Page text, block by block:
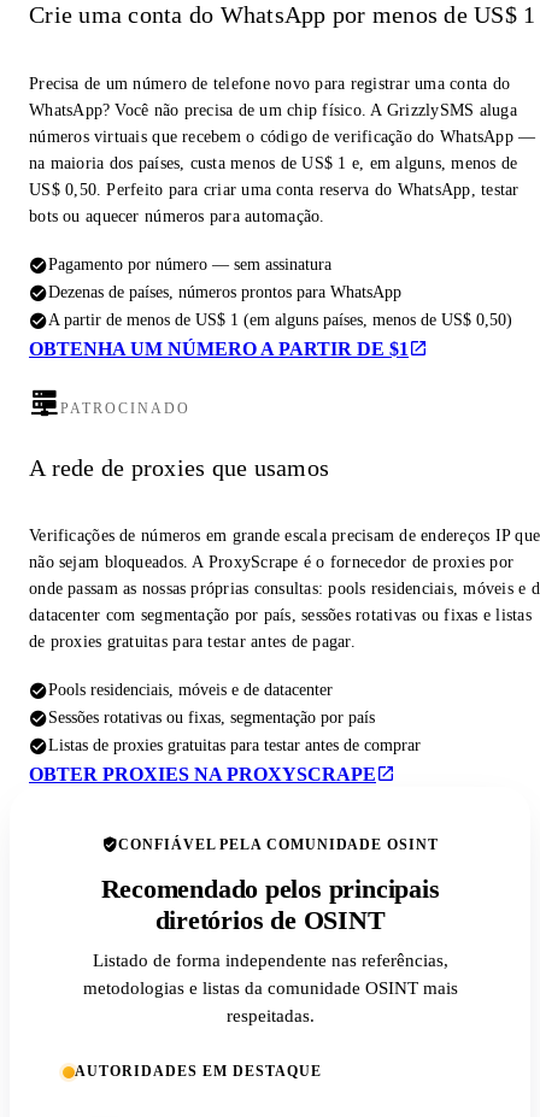
Crie uma conta do WhatsApp por menos de US$ 1
Precisa de um número de telefone novo para registrar uma conta do
WhatsApp? Você não precisa de um chip físico. A GrizzlySMS aluga
números virtuais que recebem o código de verificação do WhatsApp —
na maioria dos países, custa menos de US$ 1 e, em alguns, menos de
US$ 0,50. Perfeito para criar uma conta reserva do WhatsApp, testar
bots ou aquecer números para automação.
Pagamento por número — sem assinatura
Dezenas de países, números prontos para WhatsApp
A partir de menos de US$ 1 (em alguns países, menos de US$ 0,50)
OBTENHA UM NÚMERO A PARTIR DE $1
PATROCINADO
A rede de proxies que usamos
Verificações de números em grande escala precisam de endereços IP que
não sejam bloqueados. A ProxyScrape é o fornecedor de proxies por
onde passam as nossas próprias consultas: pools residenciais, móveis e
datacenter com segmentação por país, sessões rotativas ou fixas e listas
de proxies gratuitas para testar antes de pagar.
Pools residenciais, móveis e de datacenter
Sessões rotativas ou fixas, segmentação por país
Listas de proxies gratuitas para testar antes de comprar
OBTER PROXIES NA PROXYSCRAPE
CONFIÁVEL PELA COMUNIDADE OSINT
Recomendado pelos principais
diretórios de OSINT
Listado de forma independente nas referências,
metodologias e listas da comunidade OSINT mais
respeitadas.
AUTORIDADES EM DESTAQUE